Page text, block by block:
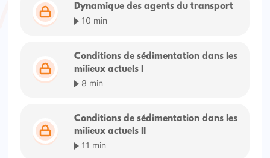
Dynamique des agents du transport
10 min
Conditions de sédimentation dans les
milieux actuels I
8 min
Conditions de sédimentation dans les
milieux actuels II
11 min